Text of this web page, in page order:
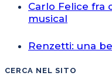
Carlo Felice fra
musical
Renzetti: una
CERCA NEL SITO